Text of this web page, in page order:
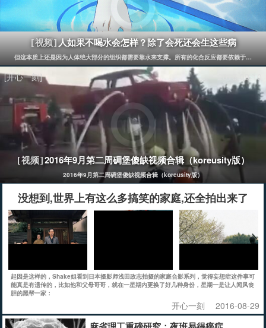
[视频]人如果不喝水会怎样？除了会死还会生这些病
但这本质上还是因为人体绝大部分的组织都需要靠水来支撑。所有的化合反应都要依赖于水
[开心一刻] 2016-09-10
[视频]2016年9月第二周碉堡傻缺视频合辑（koreusity版）
2016年9月第二周碉堡傻缺视频合辑（koreusity版）
没想到,世界上有这么多搞笑的家庭,还全拍出来了
起因是这样的，Shake姐看到日本摄影师浅田政志拍摄的家庭合影系列，觉得妄想症这件事可
能真是有遗传的，比如他和父母哥哥，就在一星期内更换了好几种身份，星期一是让人闻风丧
胆的黑帮一家：
开心一刻 2016-08-29